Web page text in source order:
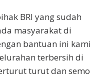
BRI yang sudah
masyarakat di
bantuan ini kami
terbersih di
turut dan